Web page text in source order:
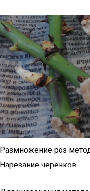
Размножение роз
Нарезание черенков